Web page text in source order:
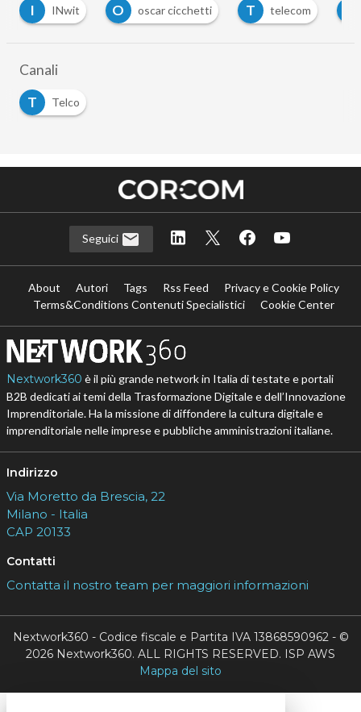
I
INwit O oscar cicchetti T telecom
Canali
T
Telco
Seguici
About Autori Tags Rss Feed
Privacy e Cookie Policy
Terms&Conditions Contenuti Specialistici
Cookie Center
Nextwork360 è il più grande network in Italia di testate e portali
B2B dedicati ai temi della Trasformazione Digitale e dell’Innovazione
Imprenditoriale. Ha la missione di diffondere la cultura digitale e
imprenditoriale nelle imprese e pubbliche amministrazioni italiane.
Indirizzo
Via Moretto da Brescia, 22
Milano - Italia
CAP 20133
Contatti
Contatta il nostro team per maggiori informazioni
Nextwork360 - Codice fiscale e Partita IVA 13868590962 - ©
2026 Nextwork360. ALL RIGHTS RESERVED. ISP AWS
Mappa del sito